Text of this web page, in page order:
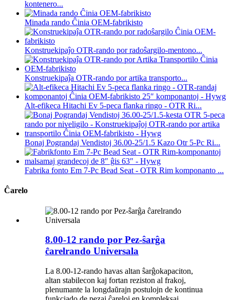
kontenero...
Minada rando Ĉinia OEM-fabrikisto
Konstruekipaĵo OTR-rando por radoŝargilo-mentono...
Konstruekipaĵa OTR-rando por artika transporto...
Alt-efikeca Hitachi Ev 5-peca flanka ringo - OTR Ri...
Bonaj Pograndaj Vendistoj 36.00-25/1.5 Kazo Otr 5-Pc Ri...
Fabrika fonto Em 7-Pc Bead Seat - OTR Rim komponanto ...
Ĉarelo
8.00-12 rando por Pez-ŝarĝa
ĉarelrando Universala
La 8.00-12-rando havas altan ŝarĝokapaciton,
altan stabilecon kaj fortan reziston al frakoj,
plenumante la longdaŭrajn postulojn de kontinua